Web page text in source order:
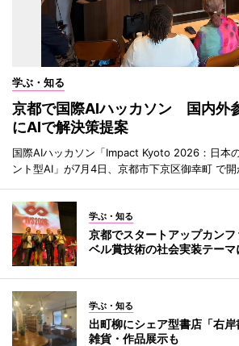
学ぶ・知る
京都で国際AIハッカソン 国内外
にAIで解決策提案
国際AIハッカソン「Impact Kyoto 2026：日本
ント型AI」が7月4日、京都市下京区御幸町 で開
学ぶ・知る
京都でスタートアップカン
ベル賞技術の社会実装テーマ
学ぶ・知る
出町柳にシェア型書店「右
雑貨・作品展示も